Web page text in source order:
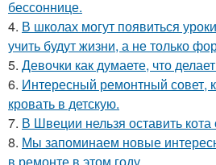
бессоннице.
4. В школах могут появиться
учить будут жизни, а не только
5. Девочки как думаете, что
6. Интересный ремонтный совет,
кровать в детскую.
7. В Швеции нельзя оставить
8. Мы запоминаем новые